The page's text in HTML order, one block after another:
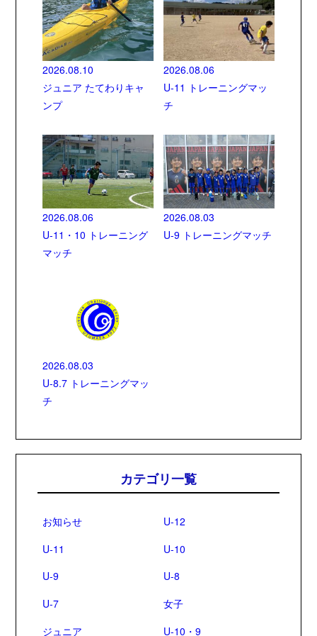
2026.08.10
ジュニア たてわりキャ
ンプ
2026.08.06
U-11 トレーニングマッ
チ
2026.08.06
U-11・10 トレーニング
マッチ
2026.08.03
U-9 トレーニングマッチ
2026.08.03
U-8.7 トレーニングマッ
チ
カテゴリ一覧
お知らせ
U-12
U-11
U-10
U-9
U-8
U-7
女子
ジュニア
U-10・9